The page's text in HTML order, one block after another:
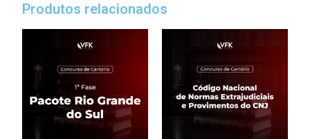
Produtos relacionados